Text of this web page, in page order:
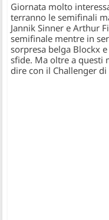
Giornata molto
terranno le semifinali
Jannik Sinner e Arthur
semifinale mentre in
sorpresa belga Blockx
sfide. Ma oltre a questi
dire con il Challenger di